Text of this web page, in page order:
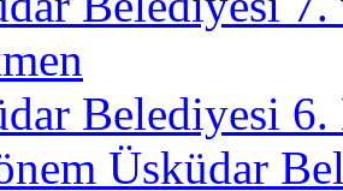
Belediyesi 6.
Üsküdar